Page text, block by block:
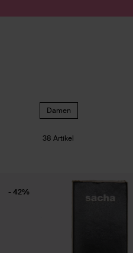
Damen
38 Artikel
- 42%